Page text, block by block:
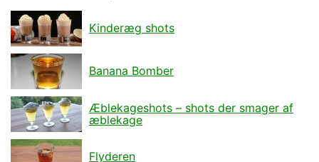
Kinderæg shots
Banana Bomber
Æblekageshots – shots der smager af
æblekage
Flyderen